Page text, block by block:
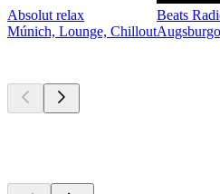
Absolut relax
Múnich, Lounge, Chillout
Beats